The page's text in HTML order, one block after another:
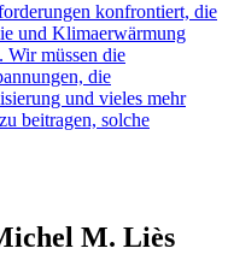
konfrontiert, die
und Klimaerwärmung
Wir müssen die
die
und vieles mehr
beitragen, solche
M. Liès